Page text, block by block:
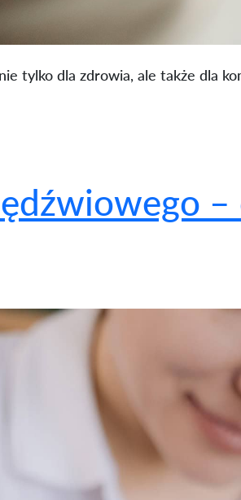
tylko dla zdrowia, ale także dla
–